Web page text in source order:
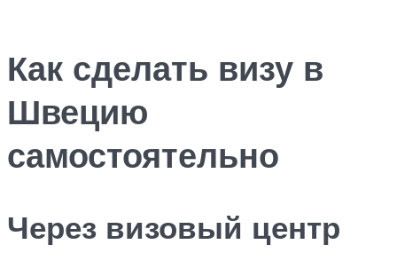
Как сделать визу в
Швецию
самостоятельно
Через визовый центр